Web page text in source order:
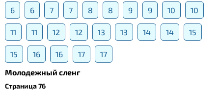
6 6 7 7 8 8 9 9 10 10
11 11 12 12 13 13 14 14 15
15 16 16 17
17
Молодежный сленг
Страница 76